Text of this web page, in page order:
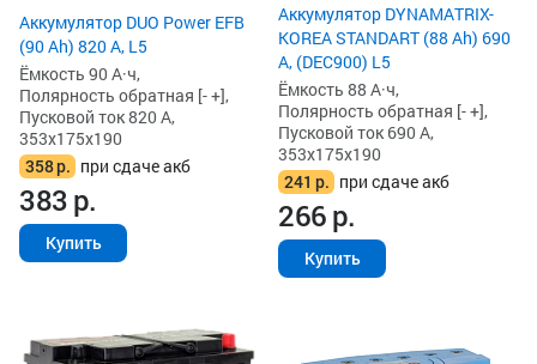
Аккумулятор DUO Power EFB
(90 Ah) 820 А, L5
Ёмкость 90 А·ч,
Полярность обратная [- +],
Пусковой ток 820 А,
353x175x190
358р. при сдаче акб
383р.
Купить
Аккумулятор DYNAMATRIX-
KOREA STANDART (88 Ah) 690
А, (DEC900) L5
Ёмкость 88 А·ч,
Полярность обратная [- +],
Пусковой ток 690 А,
353x175x190
241 р. при сдаче акб
266р.
Купить